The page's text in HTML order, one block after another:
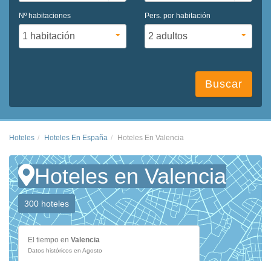
Nº habitaciones Pers. por habitación
Buscar
Hoteles Hoteles En España Hoteles En Valencia
Hoteles en Valencia
300 hoteles
El tiempo en Valencia
Datos históricos en Agosto